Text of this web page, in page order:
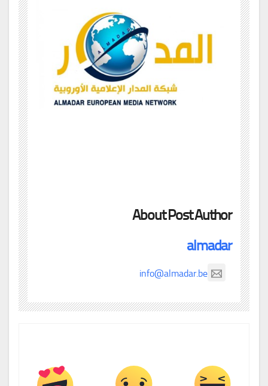
About Post Author
almadar
info@almadar.be